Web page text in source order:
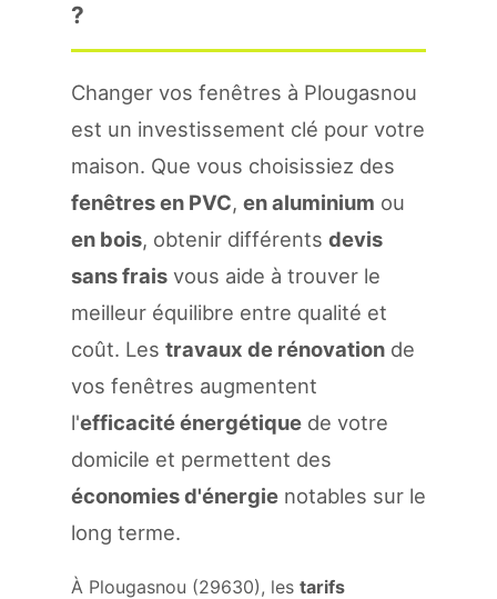
?
Changer vos fenêtres à Plougasnou
est un investissement clé pour votre
maison. Que vous choisissiez des
fenêtres en PVC, en aluminium ou
en bois, obtenir différents devis
sans frais vous aide à trouver le
meilleur équilibre entre qualité et
coût. Les travaux de rénovation de
vos fenêtres augmentent
l'efficacité énergétique de votre
domicile et permettent des
économies d'énergie notables sur le
long terme.
À Plougasnou (29630), les tarifs